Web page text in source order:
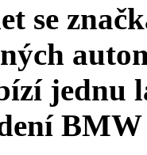
se
jednu